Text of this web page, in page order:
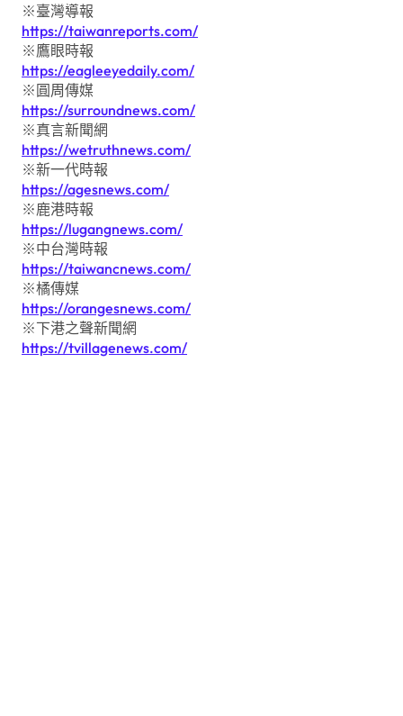
※臺灣導報
https://taiwanreports.com/
※鷹眼時報
https://eagleeyedaily.com/
※圓周傳媒
https://surroundnews.com/
※真言新聞網
https://wetruthnews.com/
※新一代時報
https://agesnews.com/
※鹿港時報
https://lugangnews.com/
※中台灣時報
https://taiwancnews.com/
※橘傳媒
https://orangesnews.com/
※下港之聲新聞網
https://tvillagenews.com/